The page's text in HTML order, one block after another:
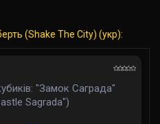
(Shake The City) (укр):
"Замок Саграда"
Sagrada")